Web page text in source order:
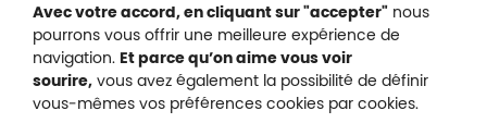
Footer autres sites
Mutuelle santé, prévoyance, épargne, retraite,
Malakoff Humanis à vos côtés.
Avec votre accord, en cliquant sur "accepter" nous
pourrons vous offrir une meilleure expérience de
navigation. Et parce qu’on aime vous voir
sourire, vous avez également la possibilité de définir
vous-mêmes vos préférences cookies par cookies.